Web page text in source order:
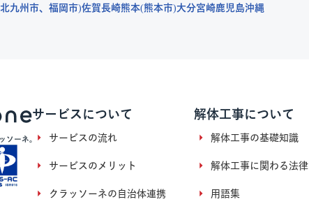
北九州市 福岡市 佐賀長崎熊本 熊本市 大分宮崎鹿児島沖縄
サービスについて
サービスの流れ
サービスのメリット
クラッソーネの自治体連携
解体工事について
解体工事の基礎知識
解体工事に関わる法律
用語集